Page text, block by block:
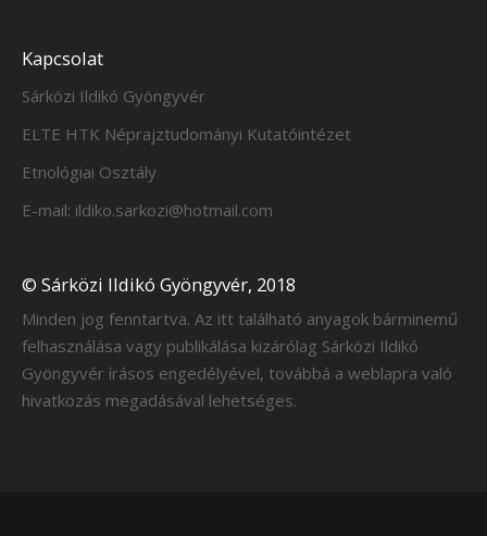
Kapcsolat
Sárközi Ildikó Gyöngyvér
ELTE HTK Néprajztudományi Kutatóintézet
Etnológiai Osztály
E-mail: ildiko.sarkozi@hotmail.com
© Sárközi Ildikó Gyöngyvér, 2018
Minden jog fenntartva. Az itt található anyagok bárminemű
felhasználása vagy publikálása kizárólag Sárközi Ildikó
Gyöngyvér írásos engedélyével, továbbá a weblapra való
hivatkozás megadásával lehetséges.